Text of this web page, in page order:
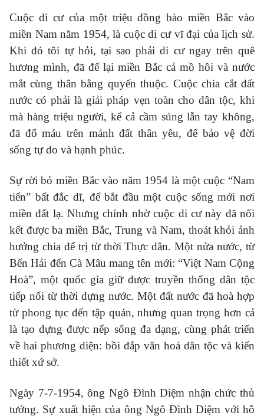
Cuộc di cư của một triệu đồng bào miền Bắc vào
miền Nam năm 1954, là cuộc di cư vĩ đại của lịch sử.
Khi đó tôi tự hỏi, tại sao phải di cư ngay trên quê
hương mình, đã để lại miền Bắc cả mồ hôi và nước
mắt cùng thân bằng quyến thuộc. Cuộc chia cắt đất
nước có phải là giải pháp vẹn toàn cho dân tộc, khi
mà hàng triệu người, kể cả cầm súng lẫn tay không,
đã đổ máu trên mảnh đất thân yêu, để bảo vệ đời
sống tự do và hạnh phúc.
Sự rời bỏ miền Bắc vào năm 1954 là một cuộc “Nam
tiến” bất đắc dĩ, để bắt đầu một cuộc sống mới nơi
miền đất lạ. Nhưng chính nhờ cuộc di cư này đã nối
kết được ba miền Bắc, Trung và Nam, thoát khỏi ảnh
hưởng chia để trị từ thời Thực dân. Một nửa nước, từ
Bến Hải đến Cà Mâu mang tên mới: “Việt Nam Cộng
Hoà”, một quốc gia giữ được truyền thống dân tộc
tiếp nối từ thời dựng nước. Một đất nước đã hoà hợp
từ phong tục đến tập quán, nhưng quan trọng hơn cả
là tạo dựng được nếp sống đa dạng, cùng phát triển
về hai phương diện: bồi đắp văn hoá dân tộc và kiến
thiết xứ sở.
Ngày 7-7-1954, ông Ngô Đình Diệm nhận chức thủ
tướng. Sự xuất hiện của ông Ngô Đình Diệm với hỗ